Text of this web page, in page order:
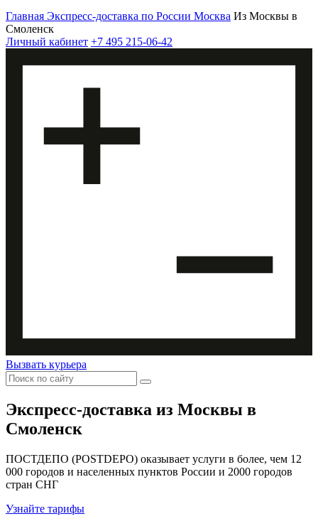
Главная Экспресс-доставка по России Москва Из Москвы в
Смоленск
Личный кабинет +7 495 215-06-42
Вызвать курьера
Экспресс-доставка из Москвы в
Смоленск
ПОСТДЕПО (POSTDEPO) оказывает услуги в более, чем 12
000 городов и населенных пунктов России и 2000 городов
стран СНГ
Узнайте тарифы